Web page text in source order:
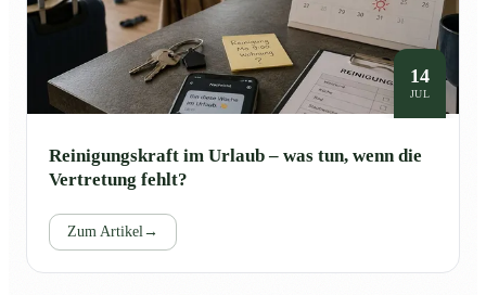
14
JUL
Reinigungskraft im Urlaub – was tun, wenn die
Vertretung fehlt?
Zum Artikel →